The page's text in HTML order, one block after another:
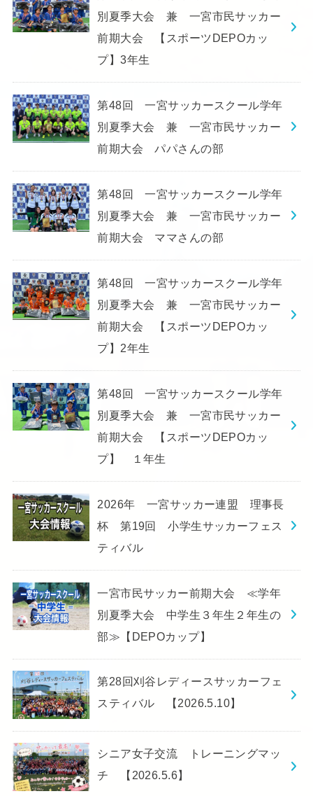
別夏季大会 兼 一宮市民サッカー
前期大会 【スポーツDEPOカッ
プ】3年生
第48回 一宮サッカースクール学年
別夏季大会 兼 一宮市民サッカー
前期大会 パパさんの部
第48回 一宮サッカースクール学年
別夏季大会 兼 一宮市民サッカー
前期大会 ママさんの部
第48回 一宮サッカースクール学年
別夏季大会 兼 一宮市民サッカー
前期大会 【スポーツDEPOカッ
プ】2年生
第48回 一宮サッカースクール学年
別夏季大会 兼 一宮市民サッカー
前期大会 【スポーツDEPOカッ
プ】 １年生
2026年 一宮サッカー連盟 理事長
杯 第19回 小学生サッカーフェス
ティバル
一宮市民サッカー前期大会 ≪学年
別夏季大会 中学生３年生２年生の
部≫【DEPOカップ】
第28回刈谷レディースサッカーフェ
スティバル 【2026.5.10】
シニア女子交流 トレーニングマッ
チ 【2026.5.6】